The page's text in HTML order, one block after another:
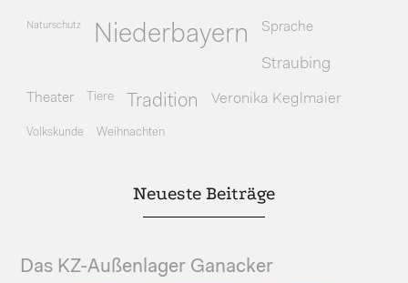
Naturschutz Niederbayern Sprache
Straubing
Theater Tiere Tradition Veronika Keglmaier
Volkskunde Weihnachten
Neueste Beiträge
Das KZ-Außenlager Ganacker